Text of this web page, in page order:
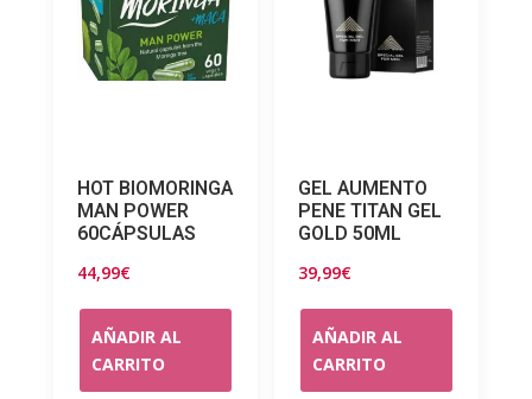
HOT BIOMORINGA
MAN POWER
60CÁPSULAS
44,99€
AÑADIR AL
CARRITO
GEL AUMENTO
PENE TITAN GEL
GOLD 50ML
39,99€
AÑADIR AL
CARRITO